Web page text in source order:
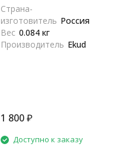
Страна-
изготовитель Россия
Вес 0.084 кг
Производитель Ekud
1 800₽
Доступно к заказу